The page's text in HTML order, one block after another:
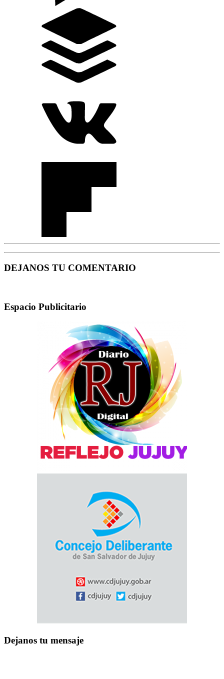
DEJANOS TU COMENTARIO
Espacio Publicitario
Dejanos tu mensaje